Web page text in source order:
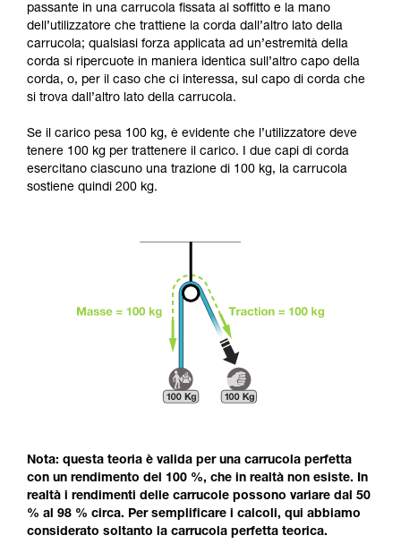
formazione ed un addestramento specifico.
Verificate con un professionista la vostra
capacità di rifare la manovra, da soli, in piena
sicurezza, prima di riprodurla autonomamente.
Forniamo esempi di tecniche relative alla vostra
attività. Ne possono esistere altre che non
passante in una carrucola fissata al soffitto e la mano
dell’utilizzatore che trattiene la corda dall’altro lato della
carrucola; qualsiasi forza applicata ad un’estremità della
corda si ripercuote in maniera identica sull’altro capo della
corda, o, per il caso che ci interessa, sul capo di corda che
si trova dall’altro lato della carrucola.
Se il carico pesa 100 kg, è evidente che l’utilizzatore deve
tenere 100 kg per trattenere il carico. I due capi di corda
esercitano ciascuno una trazione di 100 kg, la carrucola
sostiene quindi 200 kg.
Nota: questa teoria è valida per una carrucola perfetta
con un rendimento del 100 %, che in realtà non esiste. In
realtà i rendimenti delle carrucole possono variare dal 50
% al 98 % circa. Per semplificare i calcoli, qui abbiamo
considerato soltanto la carrucola perfetta teorica.